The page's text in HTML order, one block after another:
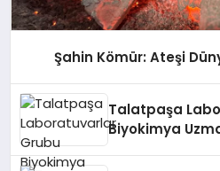
Şahin Kömür: Ateşi
Talatpaşa
Biyokimya